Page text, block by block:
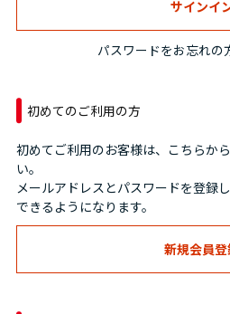
パスワードをお忘れの
初めてのご利用の方
初めてご利用のお客様は、こちらか
い。
メールアドレスとパスワードを登録
できるようになります。